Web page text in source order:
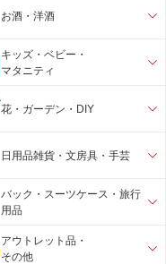
お酒・洋酒
キッズ・ベビー・
マタニティ
花・ガーデン・DIY
日用品雑貨・文房具・手芸
バック・スーツケース・旅行
用品
アウトレット品・
その他